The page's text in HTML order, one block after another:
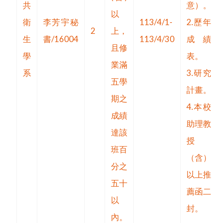
共
衛
生
學
系
李芳宇秘
書/16004
2
以
上，
且修
業滿
五學
期之
成績
達該
班百
分之
五十
以
內。
113/4/1-
113/4/30
意）。
2.歷年
成績
表。
3.研究
計畫。
4.本校
助理教
授
（含）
以上推
薦函二
封。